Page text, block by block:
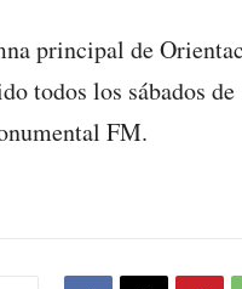
principal de
todos los sábados
FM.